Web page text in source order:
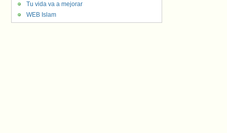
Tu vida va a mejorar
WEB Islam